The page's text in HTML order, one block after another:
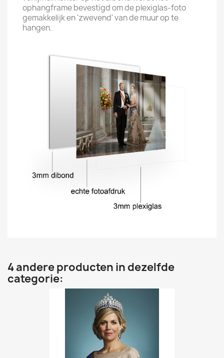
ophangframe bevestigd om de plexiglas-foto
gemakkelijk en 'zwevend' van de muur op te
hangen.
4 andere producten in dezelfde
categorie: